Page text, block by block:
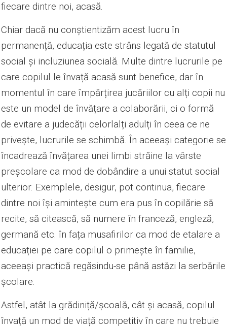
fiecare dintre noi, acasă.
Chiar dacă nu conștientizăm acest lucru în
permanență, educația este strâns legată de statutul
social și incluziunea socială. Multe dintre lucrurile pe
care copilul le învață acasă sunt benefice, dar în
momentul în care împărțirea jucăriilor cu alți copii nu
este un model de învățare a colaborării, ci o formă
de evitare a judecății celorlalți adulți în ceea ce ne
privește, lucrurile se schimbă. În aceeași categorie se
încadrează învățarea unei limbi străine la vârste
preșcolare ca mod de dobândire a unui statut social
ulterior. Exemplele, desigur, pot continua, fiecare
dintre noi își amintește cum era pus în copilărie să
recite, să citească, să numere în franceză, engleză,
germană etc. în fața musafirilor ca mod de etalare a
educației pe care copilul o primește în familie,
aceeași practică regăsindu-se până astăzi la serbările
școlare.
Astfel, atât la grădiniță/școală, cât și acasă, copilul
învață un mod de viață competitiv în care nu trebuie